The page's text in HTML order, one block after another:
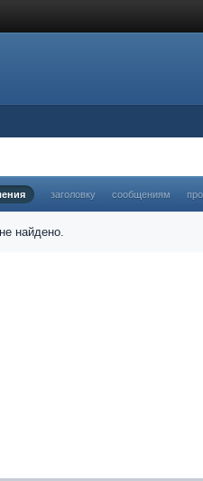
заголовку сообщениям
найдено.